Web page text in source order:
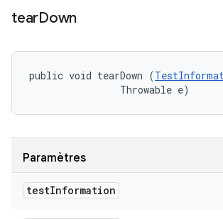
tearDown
public void tearDown (
                Throwable e)
Paramètres
testInformation